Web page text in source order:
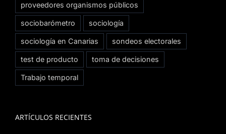
proveedores organismos públicos
sociobarómetro sociología
sociología en Canarias sondeos electorales
test de producto toma de decisiones
Trabajo temporal
ARTÍCULOS RECIENTES